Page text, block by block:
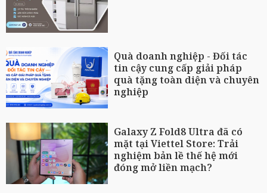
Quà doanh nghiệp - Đối tác
tin cậy cung cấp giải pháp
quà tặng toàn diện và chuyên
nghiệp
Galaxy Z Fold8 Ultra đã có
mặt tại Viettel Store: Trải
nghiệm bản lề thế hệ mới
đóng mở liền mạch?